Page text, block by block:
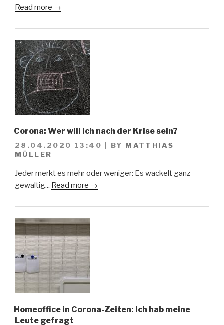
Read more →
Corona: Wer will ich nach der Krise sein?
28.04.2020 13:40 BY MATTHIAS
MÜLLER
Jeder merkt es mehr oder weniger: Es wackelt ganz
gewaltig... Read more →
Homeoffice in Corona-Zeiten: Ich hab meine
Leute gefragt